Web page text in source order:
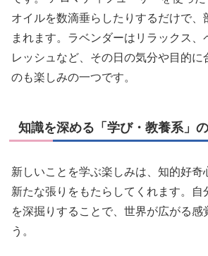
オイルを数滴垂らしたりするだけで、
まれます。ラベンダーはリラックス、
レッシュなど、その日の気分や目的に
のも楽しみの一つです。
知識を深める「学び・教養系」
新しいことを学ぶ楽しみは、知的好奇
新たな張りをもたらしてくれます。自
を深掘りすることで、世界が広がる感
う。